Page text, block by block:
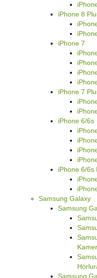
iPhone 8
iPhone 7
iPhone 7
iPhone 6/6s
iPhone 6/6s
Samsung Galaxy
Samsung
Samsung